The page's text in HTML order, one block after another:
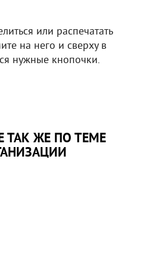
или распечатать
на него и сверху в
нужные кнопочки.
ТАК ЖЕ ПО ТЕМЕ